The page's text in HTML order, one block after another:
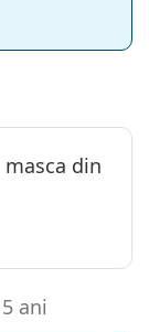
din
ani